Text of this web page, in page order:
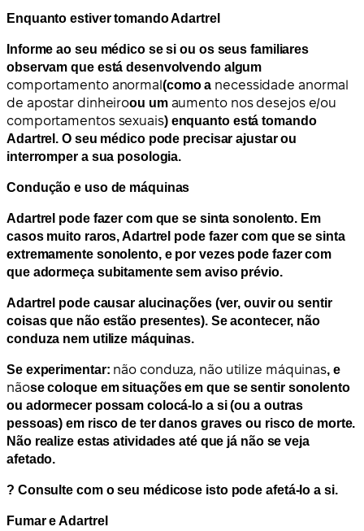
Enquanto estiver tomando Adartrel
Informe ao seu médico se si ou os seus familiares
observam que está desenvolvendo algum
comportamento anormal(como a necessidade anormal
de apostar dinheiroou um aumento nos desejos e/ou
comportamentos sexuais) enquanto está tomando
Adartrel. O seu médico pode precisar ajustar ou
interromper a sua posologia.
Condução e uso de máquinas
Adartrel pode fazer com que se sinta sonolento. Em
casos muito raros, Adartrel pode fazer com que se sinta
extremamente sonolento, e por vezes pode fazer com
que adormeça subitamente sem aviso prévio.
Adartrel pode causar alucinações (ver, ouvir ou sentir
coisas que não estão presentes). Se acontecer, não
conduza nem utilize máquinas.
Se experimentar: não conduza, não utilize máquinas, e
nãose coloque em situações em que se sentir sonolento
ou adormecer possam colocá-lo a si (ou a outras
pessoas) em risco de ter danos graves ou risco de morte.
Não realize estas atividades até que já não se veja
afetado.
? Consulte com o seu médicose isto pode afetá-lo a si.
Fumar e Adartrel